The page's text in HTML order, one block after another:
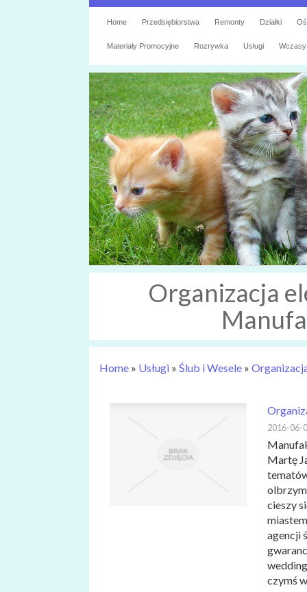
Home Przedsiębiorstwa Remonty Działki
Materiały Promocyjne Rozrywka Usługi Wczasy
Organizacja
Home » Usługi » Ślub i Wesele »
2016-06-
Martę
cieszy
agencji
czymś